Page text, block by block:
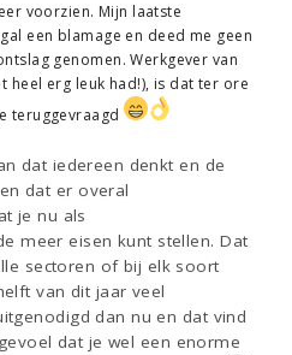
voorzien. Mijn laatste
een blamage en deed me geen
genomen. Werkgever van
heel erg leuk had!), is dat ter ore
teruggevraagd
dat iedereen denkt en de
dat er overal
je nu als
meer eisen kunt stellen. Dat
sectoren of bij elk soort
van dit jaar veel
dan nu en dat vind
dat je wel een enorme